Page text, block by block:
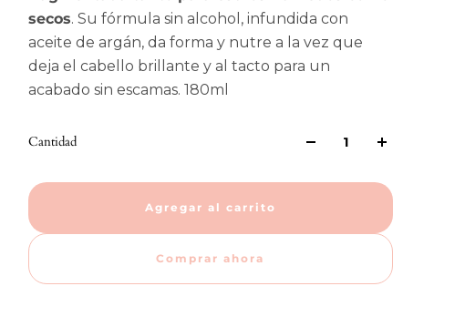
secos. Su fórmula sin alcohol, infundida con
aceite de argán, da forma y nutre a la vez que
deja el cabello brillante y al tacto para un
acabado sin escamas. 180ml
Cantidad
Agregar al carrito
Comprar ahora